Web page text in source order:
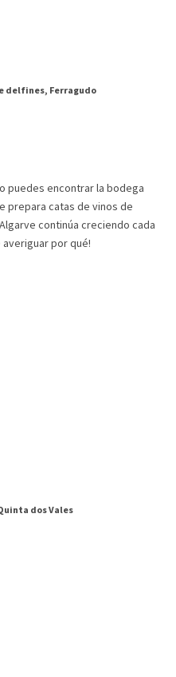
delfines, Ferragudo
puedes encontrar la bodega
prepara catas de vinos de
continúa creciendo cada
por qué!
dos Vales